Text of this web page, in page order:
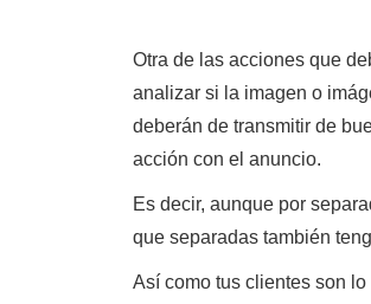
Otra de las acciones que
analizar si la imagen o
deberán de transmitir de
acción con el anuncio.
Es decir, aunque por
que separadas también
Así como tus clientes son